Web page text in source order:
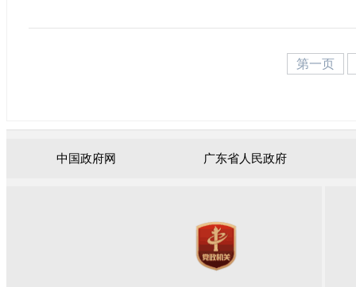
第一页
中国政府网 广东省人民政府